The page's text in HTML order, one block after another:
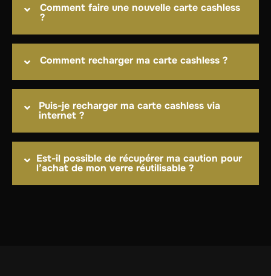
Comment faire une nouvelle carte cashless
?
Comment recharger ma carte cashless ?
Puis-je recharger ma carte cashless via
internet ?
Est-il possible de récupérer ma caution pour
l’achat de mon verre réutilisable ?